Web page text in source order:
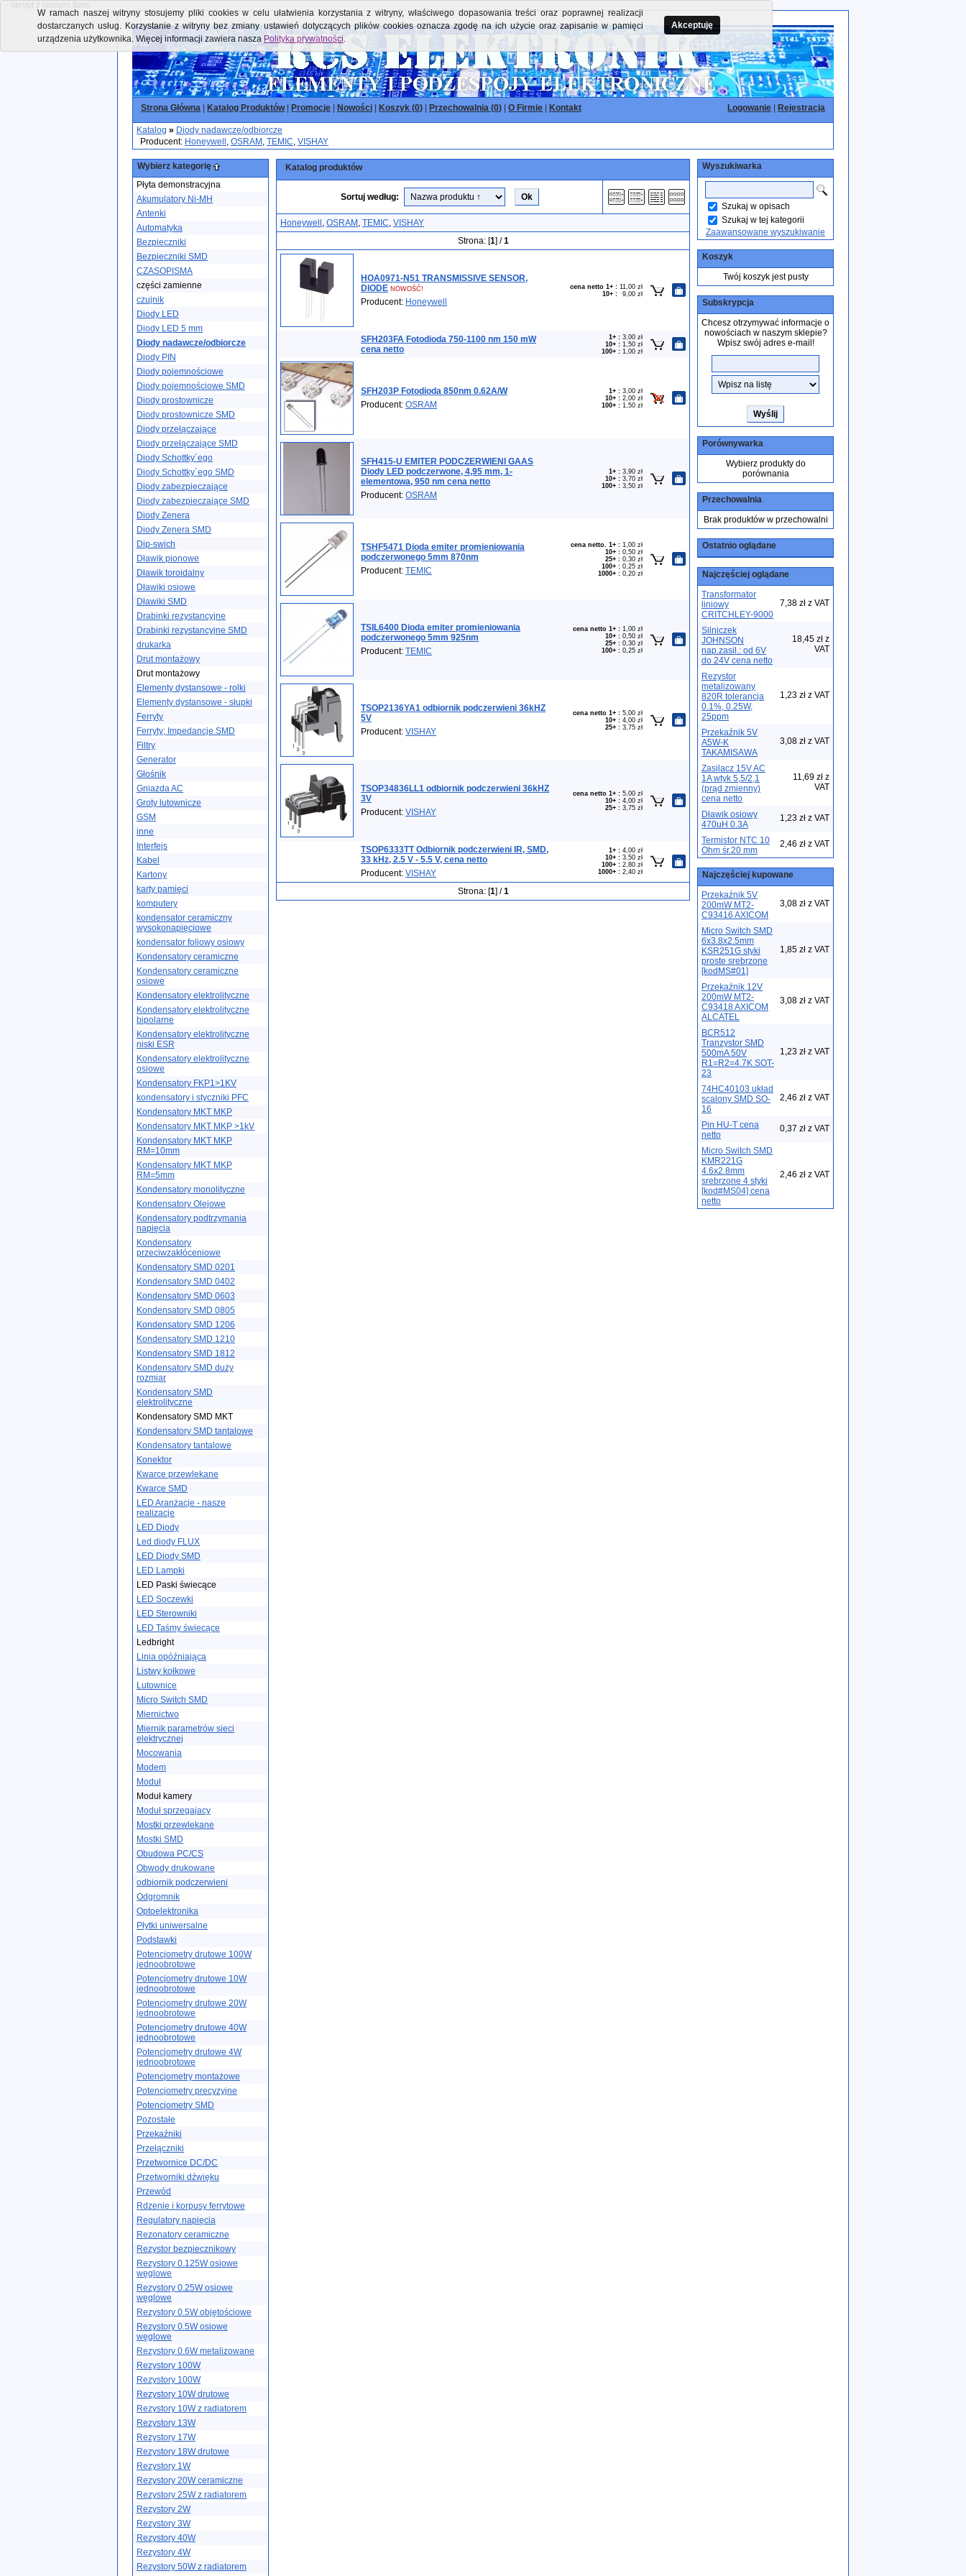
- skrypt z jasnym tłem:
Strona Główna Katalog Produktów| Promocje Nowości Koszyk (0) Przechowalnia (0) O Firmie Kontakt Logowanie Rejestracja
Katalog » Diody nadawcze/odbiorcze
Producent: Honeywell , OSRAM , TEMIC, VISHAY
Wybierz kategorię
Płyta demonstracyjna
Akumulatory Ni-MH
Antenki
Automatyka
Bezpieczniki
Bezpieczniki SMD
CZASOPISMA
części zamienne
czujnik
Diody LED
Diody LED 5 mm
Diody nadawcze/odbiorcze
Diody PIN
Diody pojemnościowe
Diody pojemnościowe SMD
Diody prostownicze
Diody prostownicze SMD
Diody przełączające
Diody przełączające SMD
Diody Schottky´ego
Diody Schottky´ego SMD
Diody zabezpieczające
Diody zabezpieczające SMD
Diody Zenera
Diody Zenera SMD
Dip-swich
Dławik pionowe
Dławik toroidalny
Dławiki osiowe
Dławiki SMD
Drabinki rezystancyjne
Drabinki rezystancyjne SMD
drukarka
Drut montażowy
Drut montażowy
Elementy dystansowe - rolki
Elementy dystansowe - słupki
Ferryty
Ferryty; Impedancje SMD
Filtry
Generator
Głośnik
Gniazda AC
Groty lutownicze
GSM
inne
Interfejs
Kabel
Kartony
karty pamięci
komputery
kondensator ceramiczny
wysokonapięciowe
kondensator foliowy osiowy
Kondensatory ceramiczne
Kondensatory ceramiczne
osiowe
Kondensatory elektrolityczne
Kondensatory elektrolityczne
bipolarne
Kondensatory elektrolityczne
niski ESR
Kondensatory elektrolityczne
osiowe
Kondensatory FKP1>1KV
kondensatory i styczniki PFC
Kondensatory MKT MKP
Kondensatory MKT MKP >1kV
Kondensatory MKT MKP
RM=10mm
Kondensatory MKT MKP
RM=5mm
Kondensatory monolityczne
Kondensatory Olejowe
Kondensatory podtrzymania
napięcia
Kondensatory
przeciwzakłóceniowe
Kondensatory SMD 0201
Kondensatory SMD 0402
Kondensatory SMD 0603
Kondensatory SMD 0805
Kondensatory SMD 1206
Kondensatory SMD 1210
Kondensatory SMD 1812
Kondensatory SMD duży
rozmiar
Kondensatory SMD
elektrolityczne
Kondensatory SMD MKT
Kondensatory SMD tantalowe
Kondensatory tantalowe
Konektor
Kwarce przewlekane
Kwarce SMD
LED Aranżacje - nasze
realizacje
LED Diody
Led diody FLUX
LED Diody SMD
LED Lampki
LED Paski świecące
LED Soczewki
LED Sterowniki
LED Taśmy świecące
Ledbright
Linia opóźniająca
Listwy kołkowe
Lutownice
Micro Switch SMD
Miernictwo
Miernik parametrów sieci
elektrycznej
Mocowania
Modem
Moduł
Moduł kamery
Moduł sprzegajacy
Mostki przewlekane
Mostki SMD
Obudowa PC/CS
Obwody drukowane
odbiornik podczerwieni
Odgromnik
Optoelektronika
Płytki uniwersalne
Podstawki
Potencjometry drutowe 100W
jednoobrotowe
Potencjometry drutowe 10W
jednoobrotowe
Potencjometry drutowe 20W
jednoobrotowe
Potencjometry drutowe 40W
jednoobrotowe
Potencjometry drutowe 4W
jednoobrotowe
Potencjometry montażowe
Potencjometry precyzyjne
Potencjometry SMD
Pozostałe
Przekaźniki
Przełączniki
Przetwornice DC/DC
Przetworniki dźwięku
Przewód
Rdzenie i korpusy ferrytowe
Regulatory napięcia
Rezonatory ceramiczne
Rezystor bezpiecznikowy
Rezystory 0.125W osiowe
węglowe
Rezystory 0.25W osiowe
węglowe
Rezystory 0.5W objętościowe
Rezystory 0.5W osiowe
węglowe
Rezystory 0.6W metalizowane
Rezystory 100W
Rezystory 100W
Rezystory 10W drutowe
Rezystory 10W z radiatorem
Rezystory 13W
Rezystory 17W
Rezystory 18W drutowe
Rezystory 1W
Rezystory 20W ceramiczne
Rezystory 25W z radiatorem
Rezystory 2W
Rezystory 3W
Rezystory 40W
Rezystory 4W
Rezystory 50W z radiatorem
Katalog produktów
Sortuj według:
Honeywell , OSRAM , TEMIC, VISHAY
Strona: [1] /1
HOA0971-N51 TRANSMISSIVE SENSOR,
DIODE NOWOŚĆ!
Producent: Honeywell
cena netto 1+ : 11,00 zł
10+ : 9,00 zł
SFH203FA Fotodioda 750-1100 nm 150 mW
cena netto
1+ : 3,00 zł
10+ : 1,50 zł
100+ : 1,00 zł
SFH203P Fotodioda 850nm 0.62A/W
Producent: OSRAM
1+ : 3,00 zł
10+ : 2,00 zł
100+ : 1,50 zł
SFH415-U EMITER PODCZERWIENI GAAS
Diody LED podczerwone, 4,95 mm, 1-
elementowa, 950 nm cena netto
Producent: OSRAM
1+ : 3,90 zł
10+ : 3,70 zł
100+ : 3,50 zł
TSHF5471 Dioda emiter promieniowania
podczerwonego 5mm 870nm
Producent: TEMIC
cena netto. 1+ : 1,00 zł
10+ : 0,50 zł
25+ : 0,30 zł
100+ : 0,25 zł
1000+ : 0,20 zł
TSIL6400 Dioda emiter promieniowania
podczerwonego 5mm 925nm
Producent: TEMIC
cena netto 1+ : 1,00 zł
10+ : 0,50 zł
25+ : 0,30 zł
100+ : 0,25 zł
TSOP2136YA1 odbiornik podczerwieni 36kHZ
5V
Producent: VISHAY
cena netto 1+ : 5,00 zł
10+ : 4,00 zł
25+ : 3,75 zł
TSOP34836LL1 odbiornik podczerwieni 36kHZ
3V
Producent: VISHAY
cena netto 1+ : 5,00 zł
10+ : 4,00 zł
25+ : 3,75 zł
TSOP6333TT Odbiornik podczerwieni IR, SMD,
33 kHz, 2.5 V - 5.5 V, cena netto
Producent: VISHAY
1+ : 4,00 zł
10+ : 3,50 zł
100+ : 2,80 zł
1000+ : 2,40 zł
Strona: [1] /1
Wyszukiwarka
Szukaj w opisach
Szukaj w tej kategorii
Zaawansowane wyszukiwanie
Koszyk
Twój koszyk jest pusty
Subskrypcja
Chcesz otrzymywać informacje o
nowościach w naszym sklepie?
Wpisz swój adres e-mail!
Porównywarka
Wybierz produkty do
porównania
Przechowalnia
Brak produktów w przechowalni
Ostatnio oglądane
Najczęściej oglądane
Transformator
liniowy
CRITCHLEY-9000
7,38 zł z VAT
Silniczek
JOHNSON
nap.zasil.: od 6V
do 24V cena netto
18,45 zł z
VAT
Rezystor
metalizowany
820R tolerancja
0.1%, 0.25W,
25ppm
1,23 zł z VAT
Przekaźnik 5V
A5W-K
TAKAMISAWA
3,08 zł z VAT
Zasilacz 15V AC
1A wtyk 5,5/2,1
(prąd zmienny)
cena netto
11,69 zł z
VAT
Dławik osiowy
470uH 0.3A
1,23 zł z VAT
Termistor NTC 10
Ohm śr.20 mm
2,46 zł z VAT
Najczęściej kupowane
Przekaźnik 5V
200mW MT2-
C93416 AXICOM
3,08 zł z VAT
Micro Switch SMD
6x3.8x2.5mm
KSR251G styki
proste srebrzone
[kodMS#01]
1,85 zł z VAT
Przekaźnik 12V
200mW MT2-
C93418 AXICOM
ALCATEL
3,08 zł z VAT
BCR512
Tranzystor SMD
500mA 50V
R1=R2=4.7K SOT-
23
1,23 zł z VAT
74HC40103 układ
scalony SMD SO-
16
2,46 zł z VAT
Pin HU-T cena
netto
0,37 zł z VAT
Micro Switch SMD
KMR221G
4.6x2.8mm
srebrzone 4 styki
[kod#MS04] cena
netto
2,46 zł z VAT
W ramach naszej witryny stosujemy pliki cookies w celu ułatwienia korzystania z witryny, właściwego dopasowania treści oraz poprawnej realizacji
dostarczanych usług. Korzystanie z witryny bez zmiany ustawień dotyczących plików cookies oznacza zgodę na ich użycie oraz zapisanie w pamięci
urządzenia użytkownika. Więcej informacji zawiera nasza Polityka prywatności.
Akceptuję